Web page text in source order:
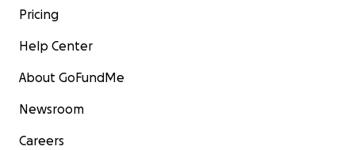
Pricing
Help Center
About GoFundMe
Newsroom
Careers